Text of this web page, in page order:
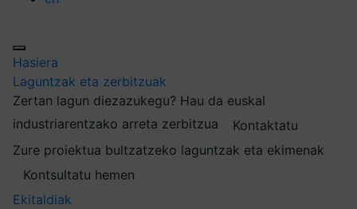
Hasiera
Laguntzak eta zerbitzuak
Zertan lagun diezazukegu? Hau da euskal
industriarentzako arreta zerbitzua
Kontaktatu
Zure proiektua bultzatzeko laguntzak eta ekimenak
Kontsultatu hemen
Ekitaldiak